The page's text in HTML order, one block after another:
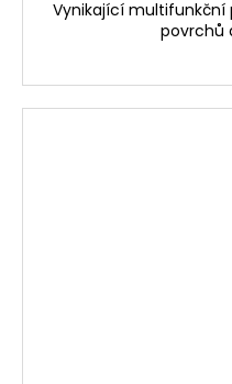
Vynikající
povrchů